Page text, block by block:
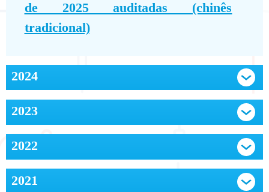
de 2025 auditadas (chinês
tradicional)
2024
2023
2022
2021